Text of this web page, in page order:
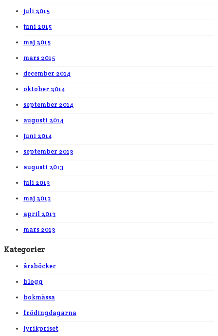
juli 2015
juni 2015
maj 2015
mars 2015
december 2014
oktober 2014
september 2014
augusti 2014
juni 2014
september 2013
augusti 2013
juli 2013
maj 2013
april 2013
mars 2013
Kategorier
årsböcker
blogg
bokmässa
frödingdagarna
lyrikpriset